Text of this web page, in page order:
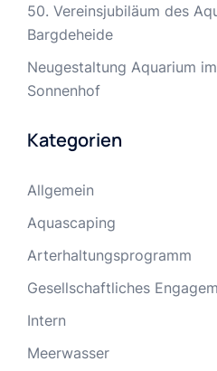
50. Vereinsjubiläum des
Bargdeheide
Neugestaltung Aquarium
Sonnenhof
Kategorien
Allgemein
Aquascaping
Arterhaltungsprogramm
Gesellschaftliches
Intern
Meerwasser